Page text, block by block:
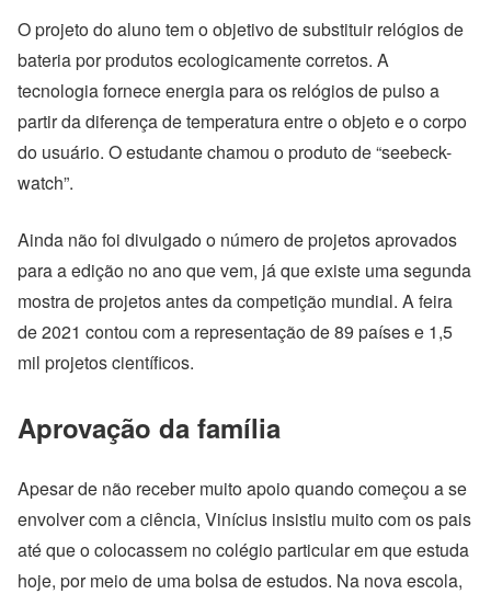
O projeto do aluno tem o objetivo de substituir relógios de
bateria por produtos ecologicamente corretos. A
tecnologia fornece energia para os relógios de pulso a
partir da diferença de temperatura entre o objeto e o corpo
do usuário. O estudante chamou o produto de “seebeck-
watch”.
Ainda não foi divulgado o número de projetos aprovados
para a edição no ano que vem, já que existe uma segunda
mostra de projetos antes da competição mundial. A feira
de 2021 contou com a representação de 89 países e 1,5
mil projetos científicos.
Aprovação da família
Apesar de não receber muito apoio quando começou a se
envolver com a ciência, Vinícius insistiu muito com os pais
até que o colocassem no colégio particular em que estuda
hoje, por meio de uma bolsa de estudos. Na nova escola,